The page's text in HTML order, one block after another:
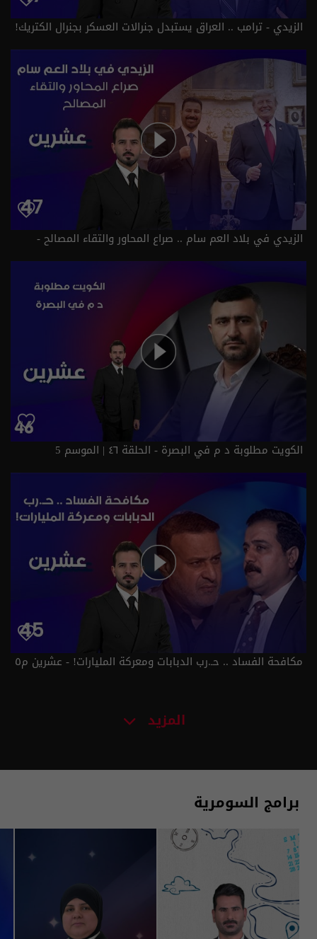
الزيدي - ترامب .. العراق يستبدل جنرالات العسكر بجنرال الكتريك!
- عشرين م٥ - الحلقة ٤٧ | الموسم 5
الزيدي في بلاد العم سام .. صراع المحاور والتقاء المصالح -
عشرين م٥ - الحلقة ٤٧ | الموسم 5
الكويت مطلوبة د م في البصرة - الحلقة ٤٦ | الموسم 5
مكافحة الفساد .. حـ.رب الدبابات ومعركة المليارات! - عشرين م٥
المزيد
برامج السومرية